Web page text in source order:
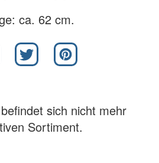
ca. 62 cm.
sich nicht mehr
Sortiment.